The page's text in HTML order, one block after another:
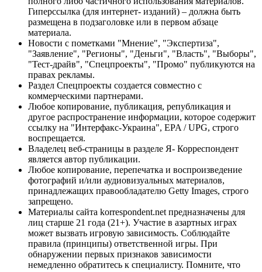
Гиперссылка (для интернет- изданий) – должна быть
размещена в подзаголовке или в первом абзаце
материала.
Новости с пометками "Мнение", "Экспертиза",
"Заявление", "Регионы", "Деньги", "Власть", "Выборы",
"Тест-драйв", "Спецпроекты", "Промо" публикуются на
правах рекламы.
Раздел Спецпроекты создается совместно с
коммерческими партнерами.
Любое копирование, публикация, републикация и
другое распространение информации, которое содержит
ссылку на "Интерфакс-Украина", EPA / UPG, строго
воспрещается.
Владелец веб-страницы в разделе Я- Корреспондент
является автор публикации.
Любое копирование, перепечатка и воспроизведение
фотографий и/или аудиовизуальных материалов,
принадлежащих правообладателю Getty Images, строго
запрещено.
Материалы сайта korrespondent.net предназначены для
лиц старше 21 года (21+). Участие в азартных играх
может вызвать игровую зависимость. Соблюдайте
правила (принципы) ответственной игры. При
обнаружении первых признаков зависимости
немедленно обратитесь к специалисту. Помните, что